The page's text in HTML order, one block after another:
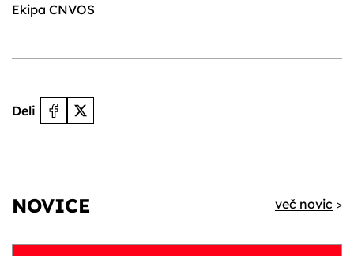
Ekipa CNVOS
Deli
NOVICE več novic >